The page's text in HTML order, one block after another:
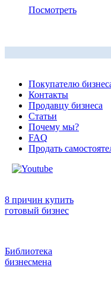
Посмотреть
Покупателю
Контакты
Продавцу бизнеса
Статьи
Почему мы?
FAQ
Продать
8 причин купить
готовый бизнес
Библиотека
бизнесмена